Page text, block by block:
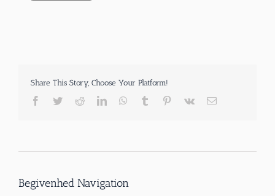
Share This Story, Choose Your Platform!
Facebook
TwitterRedditLinkedInWhatsApp
Tumblr Pinterest
Vk
E-
Begivenhed Navigation